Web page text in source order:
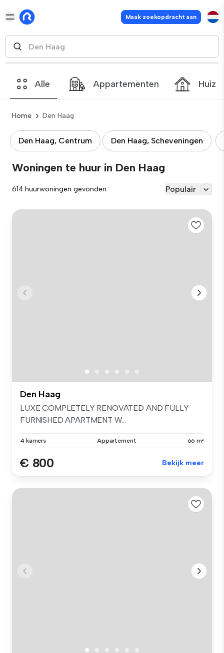
Maak zoekopdracht aan
Alle Appartementen
Home Den Haag
Den Haag, Centrum Den Haag, Scheveningen
Woningen te huur in Den Haag
614 huurwoningen gevonden Populair
Den Haag
LUXE COMPLETELY RENOVATED AND FULLY
FURNISHED APARTMENT W...
4 kamers Appartement 66 m²
€ 800 Bekijk meer